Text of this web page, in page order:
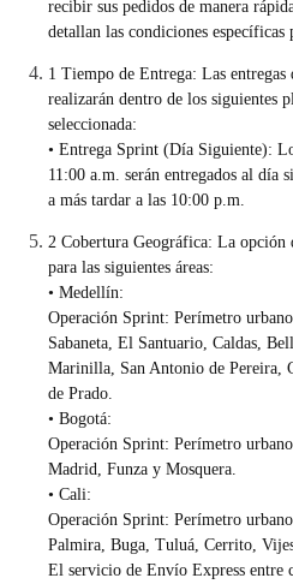
recibir sus pedidos de manera
detallan las condiciones específicas
1 Tiempo de Entrega: Las
realizarán dentro de los siguientes
seleccionada:
• Entrega Sprint (Día Siguiente):
11:00 a.m. serán entregados al día
a más tardar a las 10:00 p.m.
2 Cobertura Geográfica: La opción
para las siguientes áreas:
• Medellín:
Operación Sprint: Perímetro
Sabaneta, El Santuario, Caldas,
Marinilla, San Antonio de Pereira,
de Prado.
• Bogotá:
Operación Sprint: Perímetro
Madrid, Funza y Mosquera.
• Cali:
Operación Sprint: Perímetro
Palmira, Buga, Tuluá, Cerrito,
El servicio de Envío Express entre